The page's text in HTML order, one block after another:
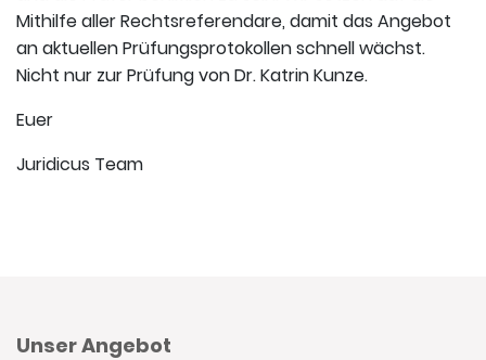
Mithilfe aller Rechtsreferendare, damit das Angebot
an aktuellen Prüfungsprotokollen schnell wächst.
Nicht nur zur Prüfung von Dr. Katrin Kunze.
Euer
Juridicus Team
Unser Angebot